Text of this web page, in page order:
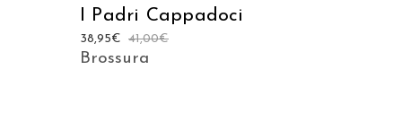
I Padri Cappadoci
41,00€
38,95€
Brossura